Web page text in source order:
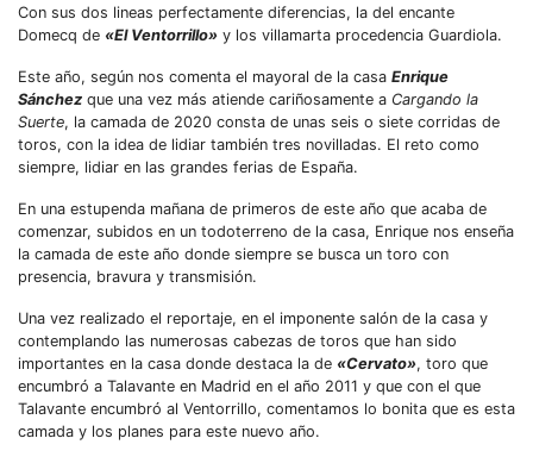
Con sus dos lineas perfectamente diferencias, la del encante
Domecq de «El Ventorrillo» y los villamarta procedencia Guardiola.
Este año, según nos comenta el mayoral de la casa Enrique
Sánchez que una vez más atiende cariñosamente a Cargando la
Suerte, la camada de 2020 consta de unas seis o siete corridas de
toros, con la idea de lidiar también tres novilladas. El reto como
siempre, lidiar en las grandes ferias de España.
En una estupenda mañana de primeros de este año que acaba de
comenzar, subidos en un todoterreno de la casa, Enrique nos enseña
la camada de este año donde siempre se busca un toro con
presencia, bravura y transmisión.
Una vez realizado el reportaje, en el imponente salón de la casa y
contemplando las numerosas cabezas de toros que han sido
importantes en la casa donde destaca la de «Cervato», toro que
encumbró a Talavante en Madrid en el año 2011 y que con el que
Talavante encumbró al Ventorrillo, comentamos lo bonita que es esta
camada y los planes para este nuevo año.